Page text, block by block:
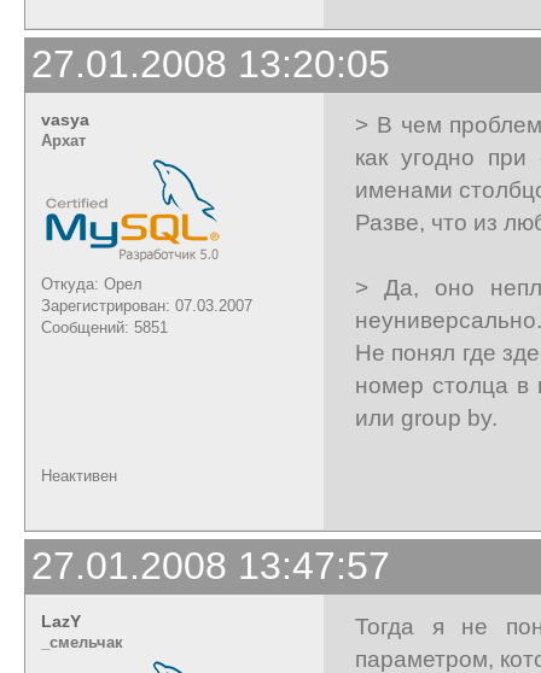
27.01.2008 13:20:05
vasya
Архат
Откуда: Орел
Зарегистрирован: 07.03.2007
Сообщений: 5851
> В чем
как угодно
именами
Разве, что из
> Да, оно
неуниверсально.
Не понял где
номер столца в
или group by.
Неактивен
27.01.2008 13:47:57
LazY
_cмельчак
Тогда я не
параметром,